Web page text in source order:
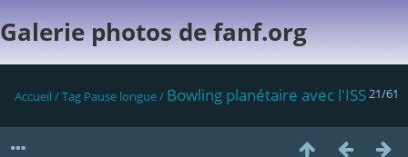
Galerie photos de fanf.org
21/61
Accueil /Tag Pause longue/ Bowling planétaire avec l'ISS